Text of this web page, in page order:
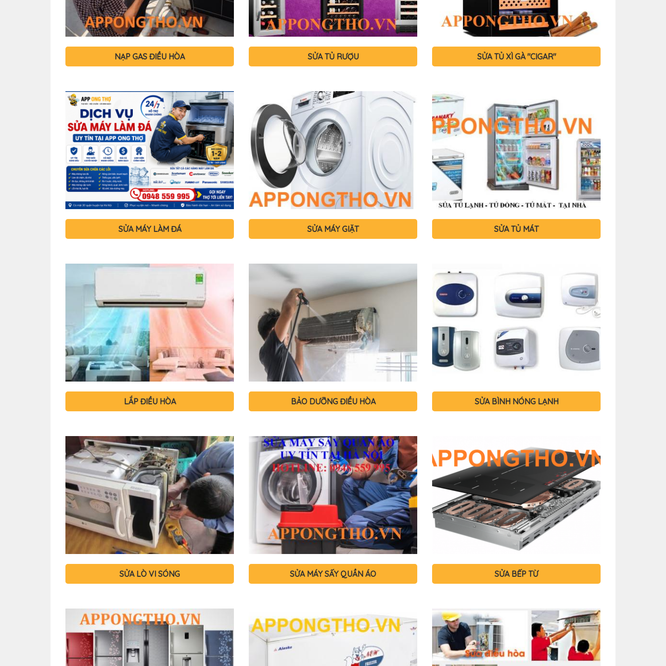
NẠP GAS ĐIỀU HÒA SỬA TỦ RƯỢU SỬA TỦ XÌ GÀ "CIGAR"
SỬA MÁY LÀM ĐÁ SỬA MÁY GIẶT SỬA TỦ MÁT
LẮP ĐIỀU HÒA BẢO DƯỠNG ĐIỀU HÒA SỬA BÌNH NÓNG LẠNH
SỬA LÒ VI SÓNG SỬA MÁY SẤY QUẦN ÁO SỬA BẾP TỪ